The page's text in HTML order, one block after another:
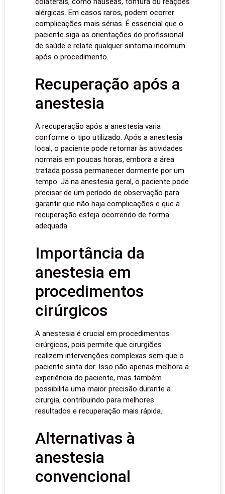
alérgicas. Em casos raros, podem ocorrer
complicações mais sérias. É essencial que o
paciente siga as orientações do profissional
de saúde e relate qualquer sintoma incomum
após o procedimento.
Recuperação após a
anestesia
A recuperação após a anestesia varia
conforme o tipo utilizado. Após a anestesia
local, o paciente pode retornar às atividades
normais em poucas horas, embora a área
tratada possa permanecer dormente por um
tempo. Já na anestesia geral, o paciente pode
precisar de um período de observação para
garantir que não haja complicações e que a
recuperação esteja ocorrendo de forma
adequada.
Importância da
anestesia em
procedimentos
cirúrgicos
A anestesia é crucial em procedimentos
cirúrgicos, pois permite que cirurgiões
realizem intervenções complexas sem que o
paciente sinta dor. Isso não apenas melhora a
experiência do paciente, mas também
possibilita uma maior precisão durante a
cirurgia, contribuindo para melhores
resultados e recuperação mais rápida.
Alternativas à
anestesia
convencional